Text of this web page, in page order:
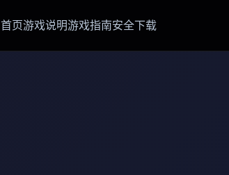
首页游戏说明游戏指南安全下载